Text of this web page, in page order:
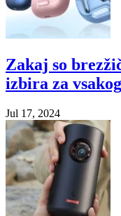
Zakaj so
izbira za
Jul 17, 2024